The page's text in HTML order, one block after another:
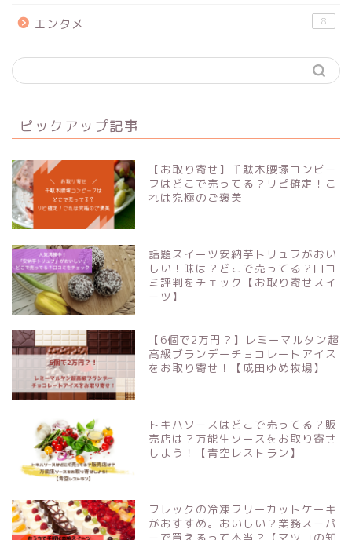
エンタメ 8
ピックアップ記事
【お取り寄せ】千駄木腰塚コンビー
フはどこで売ってる？リピ確定！こ
れは究極のご褒美
話題スイーツ安納芋トリュフがおい
しい！味は？どこで売ってる？口コ
ミ評判をチェック【お取り寄せスイ
ーツ】
【6個で2万円？】レミーマルタン超
高級ブランデーチョコレートアイス
をお取り寄せ！【成田ゆめ牧場】
トキハソースはどこで売ってる？販
売店は？万能生ソースをお取り寄せ
しよう！【青空レストラン】
フレックの冷凍フリーカットケーキ
がおすすめ。おいしい？業務スーパ